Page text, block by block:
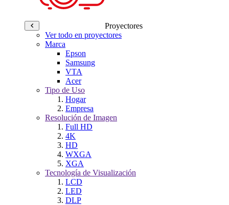
Proyectores
Ver todo en proyectores
Marca
Epson
Samsung
VTA
Acer
Tipo de Uso
Hogar
Empresa
Resolución de Imagen
Full HD
4K
HD
WXGA
XGA
Tecnología de Visualización
LCD
LED
DLP